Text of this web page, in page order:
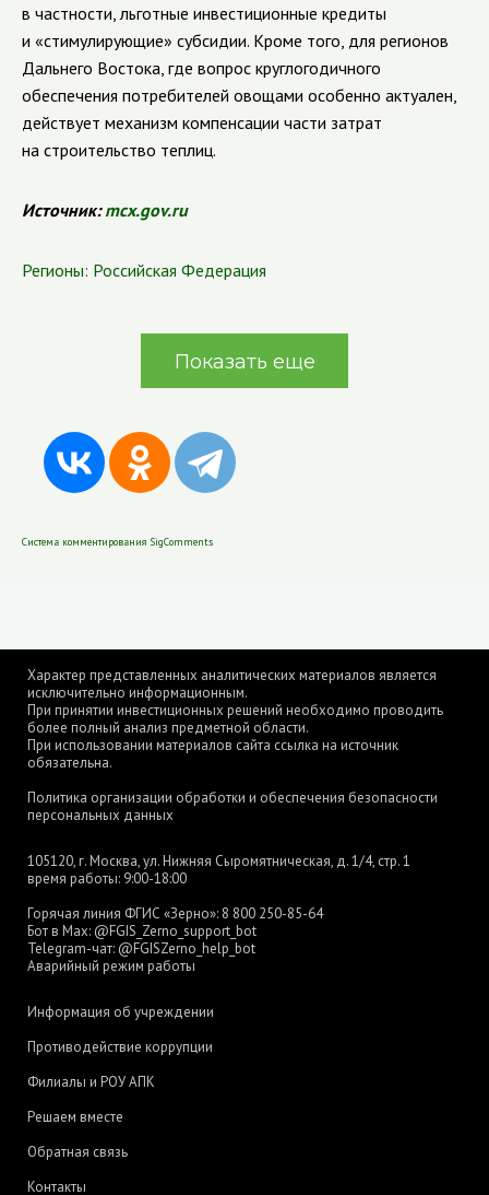
в частности, льготные инвестиционные кредиты
и «стимулирующие» субсидии. Кроме того, для регионов
Дальнего Востока, где вопрос круглогодичного
обеспечения потребителей овощами особенно актуален,
действует механизм компенсации части затрат
на строительство теплиц.
Источник:mcx.gov.ru
Регионы: Российская Федерация
Показать еще
Система комментирования SigComments
Характер представленных аналитических материалов является
исключительно информационным.
При принятии инвестиционных решений необходимо проводить
более полный анализ предметной области.
При использовании материалов сайта ссылка на источник
обязательна.
Политика организации обработки и обеспечения безопасности
персональных данных
105120, г. Москва, ул. Нижняя Сыромятническая, д. 1/4, стр. 1
время работы: 9:00-18:00
Горячая линия ФГИС «Зерно»: 8 800 250-85-64
Бот в Max: @FGIS_Zerno_support_bot
Telegram-чат: @FGISZerno_help_bot
Аварийный режим работы
Информация об учреждении
Противодействие коррупции
Филиалы и РОУ АПК
Решаем вместе
Обратная связь
Контакты